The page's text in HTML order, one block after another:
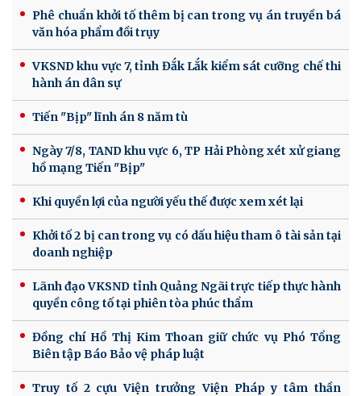
Phê chuẩn khởi tố thêm bị can trong vụ án truyền bá
văn hóa phẩm đồi trụy
VKSND khu vực 7, tỉnh Đắk Lắk kiểm sát cưỡng chế thi
hành án dân sự
Tiến "Bịp" lĩnh án 8 năm tù
Ngày 7/8, TAND khu vực 6, TP Hải Phòng xét xử giang
hồ mạng Tiến "Bịp"
Khi quyền lợi của người yếu thế được xem xét lại
Khởi tố 2 bị can trong vụ có dấu hiệu tham ô tài sản tại
doanh nghiệp
Lãnh đạo VKSND tỉnh Quảng Ngãi trực tiếp thực hành
quyền công tố tại phiên tòa phúc thẩm
Đồng chí Hồ Thị Kim Thoan giữ chức vụ Phó Tổng
Biên tập Báo Bảo vệ pháp luật
Truy tố 2 cựu Viện trưởng Viện Pháp y tâm thần